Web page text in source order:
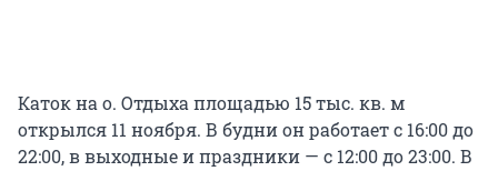
Каток на о. Отдыха площадью 15 тыс. кв. м
открылся 11 ноября. В будни он работает с 16:00 до
22:00, в выходные и праздники — с 12:00 до 23:00. В